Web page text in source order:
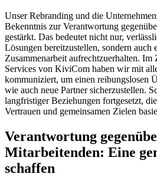
Unser Rebranding und die
Bekenntnis zur Verantwortung
gestärkt. Das bedeutet nicht nur,
Lösungen bereitzustellen, sondern auch
Zusammenarbeit aufrechtzuerhalten. Im
Services von KiviCom haben wir mit
kommuniziert, um einen reibungslosen
wie auch neue Partner sicherzustellen.
langfristiger Beziehungen fortgesetzt,
Vertrauen und gemeinsamen Zielen
Verantwortung
Mitarbeitenden: Eine
schaffen